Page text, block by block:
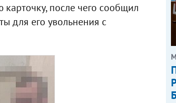
после чего сообщил
для его увольнения с